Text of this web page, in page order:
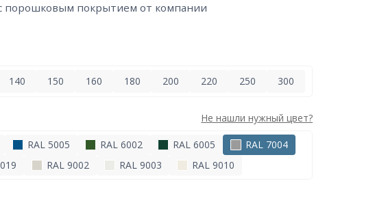
порошковым покрытием от компании
140 150 160 180 200 220 250 300
Не нашли нужный цвет?
RAL 5005 RAL 6002 RAL 6005
RAL 7004
RAL 9002 RAL 9003 RAL 9010